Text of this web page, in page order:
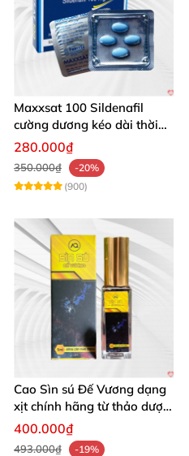
Maxxsat 100 Sildenafil
cường dương kéo dài thời
gian cho nam
280.000₫
350.000₫
-20%
(900)
Cao Sìn sú Đế Vương dạng
xịt chính hãng từ thảo dược
Ê Đê Việt Nam
400.000₫
493.000₫
-19%